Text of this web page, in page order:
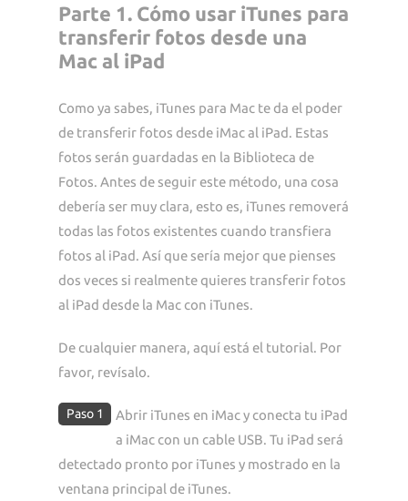
Parte 1. Cómo usar iTunes para
transferir fotos desde una
Mac al iPad
Como ya sabes, iTunes para Mac te da el poder
de transferir fotos desde iMac al iPad. Estas
fotos serán guardadas en la Biblioteca de
Fotos. Antes de seguir este método, una cosa
debería ser muy clara, esto es, iTunes removerá
todas las fotos existentes cuando transfiera
fotos al iPad. Así que sería mejor que pienses
dos veces si realmente quieres transferir fotos
al iPad desde la Mac con iTunes.
De cualquier manera, aquí está el tutorial. Por
favor, revísalo.
Paso 1
Abrir iTunes en iMac y conecta tu iPad
a iMac con un cable USB. Tu iPad será
detectado pronto por iTunes y mostrado en la
ventana principal de iTunes.